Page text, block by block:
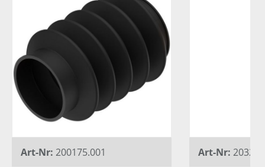
Art-Nr: 200175.001 Art-Nr: